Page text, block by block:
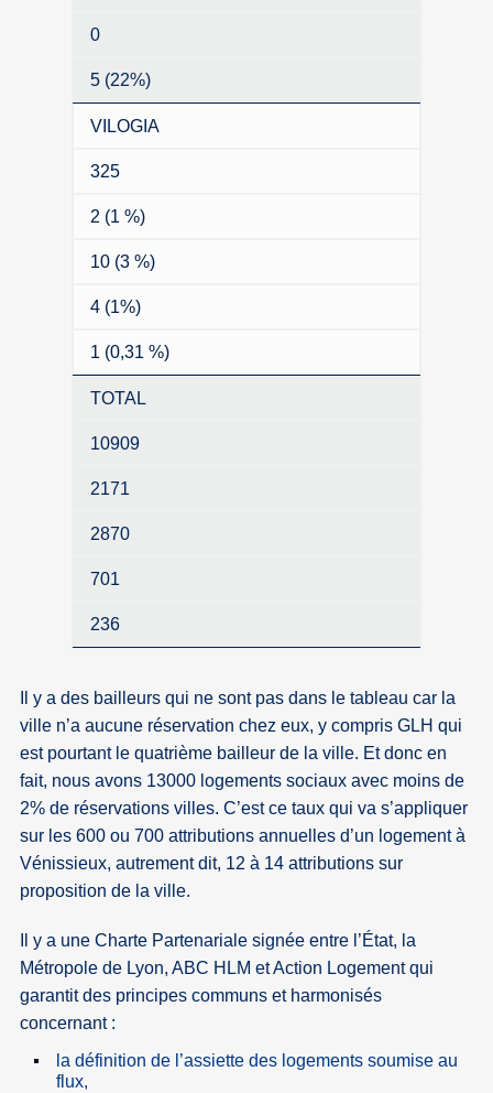
0
5 (22%)
VILOGIA
325
2 (1 %)
10 (3 %)
4 (1%)
1 (0,31 %)
TOTAL
10909
2171
2870
701
236
Il y a des bailleurs qui ne sont pas dans le tableau car la
ville n’a aucune réservation chez eux, y compris GLH qui
est pourtant le quatrième bailleur de la ville. Et donc en
fait, nous avons 13000 logements sociaux avec moins de
2% de réservations villes. C’est ce taux qui va s’appliquer
sur les 600 ou 700 attributions annuelles d’un logement à
Vénissieux, autrement dit, 12 à 14 attributions sur
proposition de la ville.
Il y a une Charte Partenariale signée entre l’État, la
Métropole de Lyon, ABC HLM et Action Logement qui
garantit des principes communs et harmonisés
concernant :
la définition de l’assiette des logements soumise au
flux,